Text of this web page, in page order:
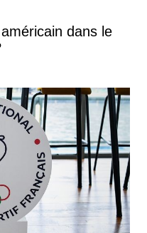
dans le